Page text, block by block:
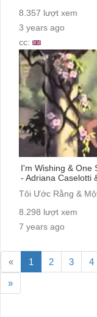
8.357 lượt xem
3 years ago
cc:
I'm Wishing & One
- Adriana Caselotti
Tôi Ước Rằng &
8.298 lượt xem
7 years ago
« 1 2 3 4
»